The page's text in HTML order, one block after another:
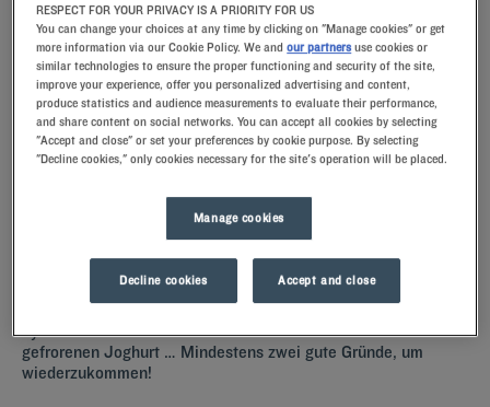
Lust auf ein entspanntes Wochenende in Chantepie? Dann buchen
Sie doch ein Zimmer im Kyriad-Hotel und lernen Sie Frankreichs
drittgrößte Stadt kennen!
Hotels in Chantepie. Bei Ihrer Ankunft werden Sie von unseren
Mitarbeitern mit einem Lächeln begrüßt und mit kleinen,
einzigartigen Komfort unserer Memoryfoam-Kissen.Und um
den Tag richtig zu beginnen, sollten Sie das Besondere bei
Kyriad kosten.Gönnen Sie sich zum Frühstück einen kühlen
gefrorenen Joghurt … Mindestens zwei gute Gründe, um
wiederzukommen!
RESPECT FOR YOUR PRIVACY IS A PRIORITY FOR US
You can change your choices at any time by clicking on "Manage cookies" or get
more information via our Cookie Policy. We andour partners use cookies or
similar technologies to ensure the proper functioning and security of the site,
improve your experience, offer you personalized advertising and content,
produce statistics and audience measurements to evaluate their performance,
and share content on social networks. You can accept all cookies by selecting
"Accept and close" or set your preferences by cookie purpose. By selecting
"Decline cookies," only cookies necessary for the site's operation will be placed.
Manage cookies
Decline cookies Accept and close